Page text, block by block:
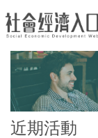
近期活動